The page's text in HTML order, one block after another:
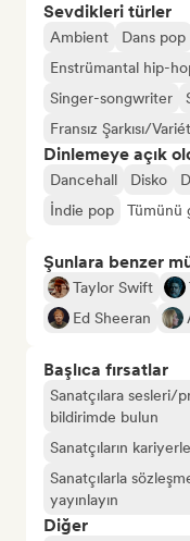
Sevdikleri türler
Ambient Dans pop
Enstrümantal hip-
Singer-songwriter
Fransız Şarkısı/
Dinlemeye açık
Dancehall Disko
İndie pop
Tümünü
Şunlara benzer
Taylor Swift
Ed Sheeran
Başlıca fırsatlar
Sanatçılara sesleri/
bildirimde bulun
Sanatçıların
Sanatçılarla
yayınlayın
Diğer